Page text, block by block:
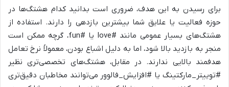
برای رسیدن به این هدف، ضروری است بدانید کدام هشتگ‌ها در
حوزه فعالیت یا علایق شما بیشترین بازدهی را دارند. استفاده از
هشتگ‌های بسیار عمومی مانند #love یا #fun، گرچه ممکن است
منجر به بازدید بالا شود، اما به دلیل اشباع بودن، معمولاً نرخ تعامل
هدفمند بالایی ندارند. در مقابل، هشتگ‌های تخصصی‌تری نظیر
#توییتر_مارکتینگ یا #افزایش_فالوور می‌توانند مخاطبان دقیق‌تری